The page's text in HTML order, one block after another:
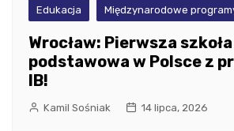
Edukacja Międzynarodowe
Wrocław: Pierwsza szkoła
podstawowa w Polsce z
IB!
Kamil Sośniak 14 lipca, 2026